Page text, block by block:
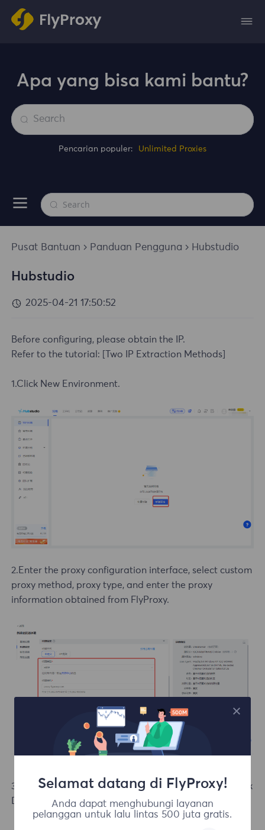
Apa yang bisa kami bantu?
Pencarian populer: Unlimited Proxies
Pusat Bantuan Panduan Pengguna Hubstudio
Hubstudio
2025-04-21 17:50:52
Before configuring, please obtain the IP.
Refer to the tutorial: [Two IP Extraction Methods]
1.Click New Environment.
2.Enter the proxy configuration interface, select custom
proxy method, proxy type, and enter the proxy
information obtained from FlyProxy.
3.Click Check Proxy, confirm successful connection, click
Done, configuration success.
Selamat datang di FlyProxy!
Anda dapat menghubungi layanan
pelanggan untuk lalu lintas 500 juta gratis.